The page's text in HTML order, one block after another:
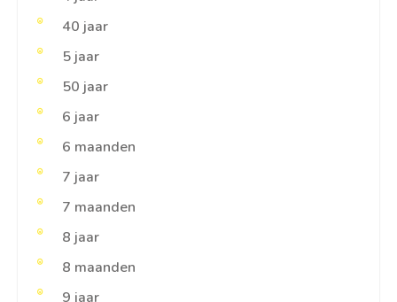
40 jaar
5 jaar
50 jaar
6 jaar
6 maanden
7 jaar
7 maanden
8 jaar
8 maanden
9 jaar